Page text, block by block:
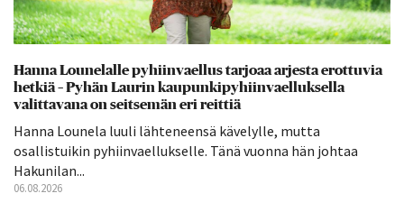
Hanna Lounelalle pyhiinvaellus tarjoaa arjesta erottuvia
hetkiä – Pyhän Laurin kaupunkipyhiinvaelluksella
valittavana on seitsemän eri reittiä
Hanna Lounela luuli lähteneensä kävelylle, mutta
osallistuikin pyhiinvaellukselle. Tänä vuonna hän johtaa
Hakunilan...
06.08.2026